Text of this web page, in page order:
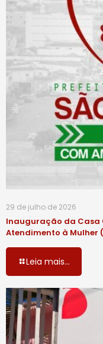
29 de julho de 2026
Inauguração da Casa
Atendimento à Mulher
Leia mais...